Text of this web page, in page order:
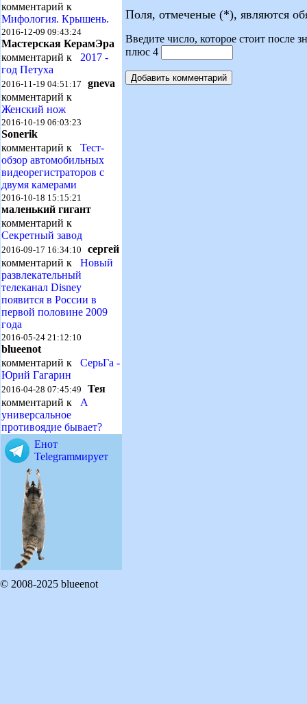
комментарий к
Мифология. Крышень.
2016-12-09 09:43:24
Мастерская КерамЭра
комментарий к 2017 -
год Петуха
2016-11-19 04:51:17 gneva
комментарий к
Женский нож
2016-10-19 06:03:23
Sonerik
комментарий к Тест-
обзор автомобильных
видеорегистраторов с
двумя камерами
2016-10-18 15:15:21
маленький гигант
комментарий к
Секретный завод
2016-09-17 16:34:10 сергей
комментарий к Новый
развлекательный
телеканал Disney
появится в России в
первой половине 2009
года
2016-05-24 21:12:10
blueenot
комментарий к СерьГа -
Юрий Гагарин
2016-04-28 07:45:49 Тея
комментарий к А
универсальное
противоядие бывает?
Енот
Telegramмирует
Поля, отмеченые (*), являются
Введите число, которое стоит после
плюс 4
© 2008-2025 blueenot